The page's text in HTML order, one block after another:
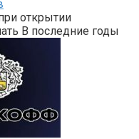
открытии
В последние годы